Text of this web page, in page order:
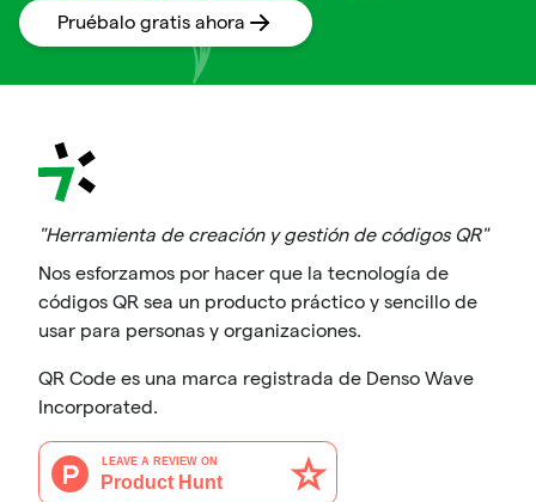
Pruébalo gratis ahora
"Herramienta de creación y gestión de códigos QR"
Nos esforzamos por hacer que la tecnología de
códigos QR sea un producto práctico y sencillo de
usar para personas y organizaciones.
QR Code es una marca registrada de Denso Wave
Incorporated.